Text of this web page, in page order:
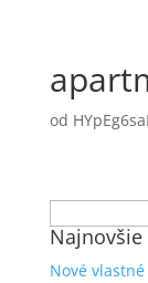
od
Najnovšie
Nové